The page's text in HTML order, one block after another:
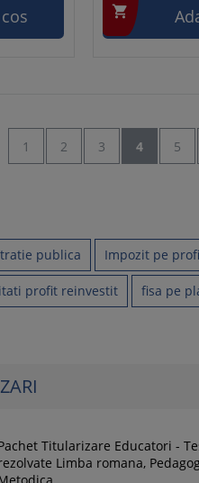

1 2 3 4 5
publica Impozit pe
profit reinvestit fisa pe
Titularizare Educatori -
Limba romana,